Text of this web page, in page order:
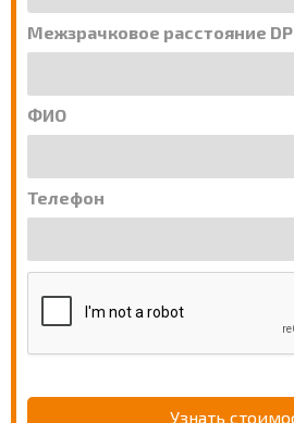
Межзрачковое расстояние DP
ФИО
Телефон